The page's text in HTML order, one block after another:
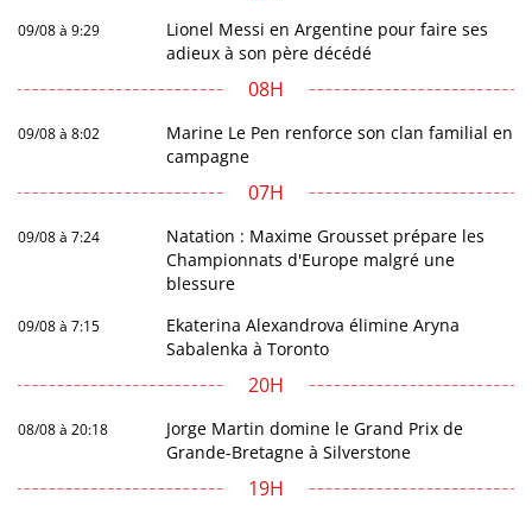
09/08 à 9:29
Lionel Messi en Argentine pour faire ses
adieux à son père décédé
08H
09/08 à 8:02
Marine Le Pen renforce son clan familial en
campagne
07H
09/08 à 7:24
Natation : Maxime Grousset prépare les
Championnats d'Europe malgré une
blessure
09/08 à 7:15
Ekaterina Alexandrova élimine Aryna
Sabalenka à Toronto
20H
08/08 à 20:18
Jorge Martin domine le Grand Prix de
Grande-Bretagne à Silverstone
19H